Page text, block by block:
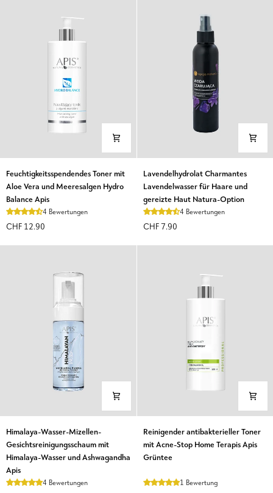
Feuchtigkeitsspendendes
Toner
mit
Aloe
Meeresalgen
Feuchtigkeitsspendendes Toner mit
Aloe Vera und Meeresalgen Hydro
Balance Apis
4 Bewertungen
CHF 12.90
Lavendelhydrolat
Charmantes
für
gereizte
Lavendelhydrolat Charmantes
Lavendelwasser für Haare und
gereizte Haut Natura-Option
4 Bewertungen
CHF 7.90
Himalaya-
Wasser-
Mizellen-
Gesichtsreinigungsschaum
mit
Himalaya-Wasser-Mizellen-
Gesichtsreinigungsschaum mit
Himalaya-Wasser und Ashwagandha
Apis
4 Bewertungen
Reinigender
antibakterieller
Acne-
Reinigender antibakterieller Toner
mit Acne-Stop Home Terapis Apis
Grüntee
1 Bewertung